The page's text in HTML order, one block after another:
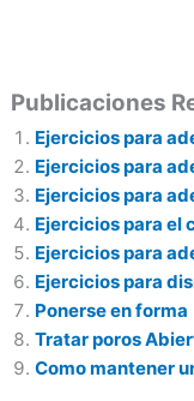
Publicaciones
Ejercicios para
Ejercicios para
Ejercicios para
Ejercicios para el
Ejercicios para
Ejercicios para
Ponerse en forma
Tratar poros
Como mantener